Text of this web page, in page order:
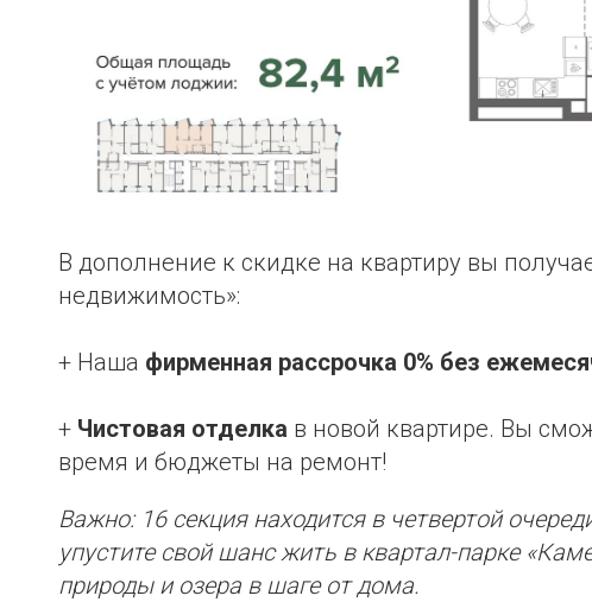
В дополнение к скидке на квартиру вы
недвижимость»:
+ Наша фирменная рассрочка 0% без
+ Чистовая отделка в новой квартире. Вы
время и бюджеты на ремонт!
Важно: 16 секция находится в четвертой
упустите свой шанс жить в квартал-парке
природы и озера в шаге от дома.